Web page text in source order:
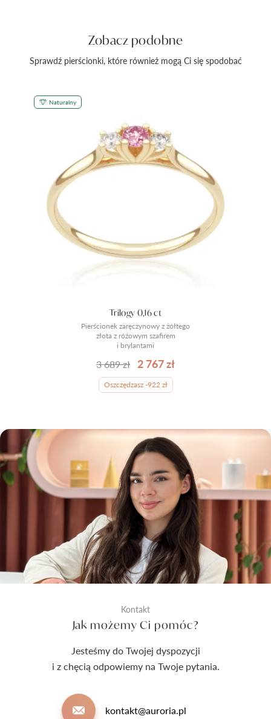
Zobacz podobne
Sprawdź pierścionki, które również mogą Ci się spodobać
Naturalny
Pierścionek zaręczynowy z żółtego
złota z różowym szafirem
i brylantami
Trilogy 0,16 ct
3 689 zł 2 767 zł
Oszczędzasz -922 zł
Kontakt
Jak możemy Ci pomóc?
Jesteśmy do Twojej dyspozycji
i z chęcią odpowiemy na Twoje pytania.
kontakt@auroria.pl